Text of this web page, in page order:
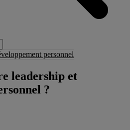
personnel
leadership et
?